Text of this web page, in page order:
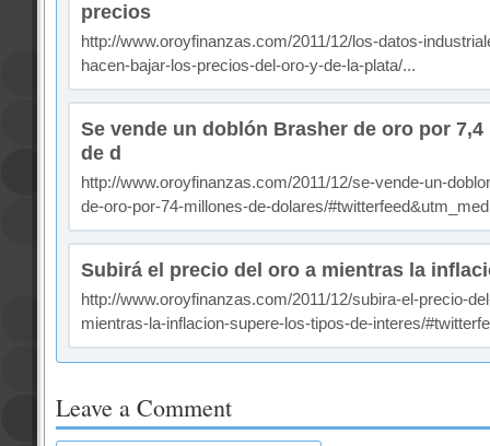
precios
http://www.oroyfinanzas.com/2011/12/los-datos-
hacen-bajar-los-precios-del-oro-y-de-la-plata/...
Se vende un doblón Brasher de oro por
de d
http://www.oroyfinanzas.com/2011/12/se-vende-un-
de-oro-por-74-millones-de-dolares/
Subirá el precio del oro a mientras la
http://www.oroyfinanzas.com/2011/12/subira-el-precio-
mientras-la-inflacion-supere-los-tipos-de-interes/
Leave a Comment